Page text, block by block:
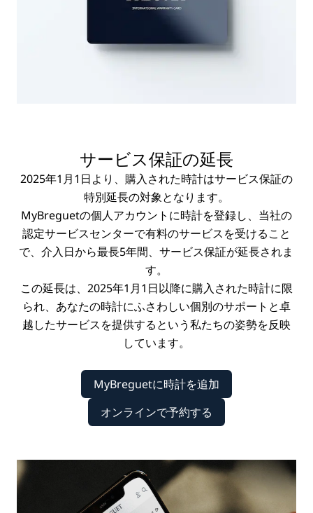
サービス保証の延長
2025年1月1日より、購入された時計はサービス保証の
特別延長の対象となります。
MyBreguetの個人アカウントに時計を登録し、当社の
認定サービスセンターで有料のサービスを受けること
で、介入日から最長5年間、サービス保証が延長されま
す。
この延長は、2025年1月1日以降に購入された時計に限
られ、あなたの時計にふさわしい個別のサポートと卓
越したサービスを提供するという私たちの姿勢を反映
しています。
MyBreguetに時計を追加
オンラインで予約する